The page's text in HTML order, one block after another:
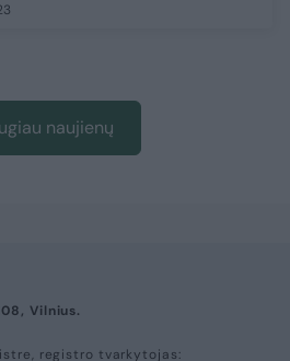
naujienų
Vilnius.
registro tvarkytojas: